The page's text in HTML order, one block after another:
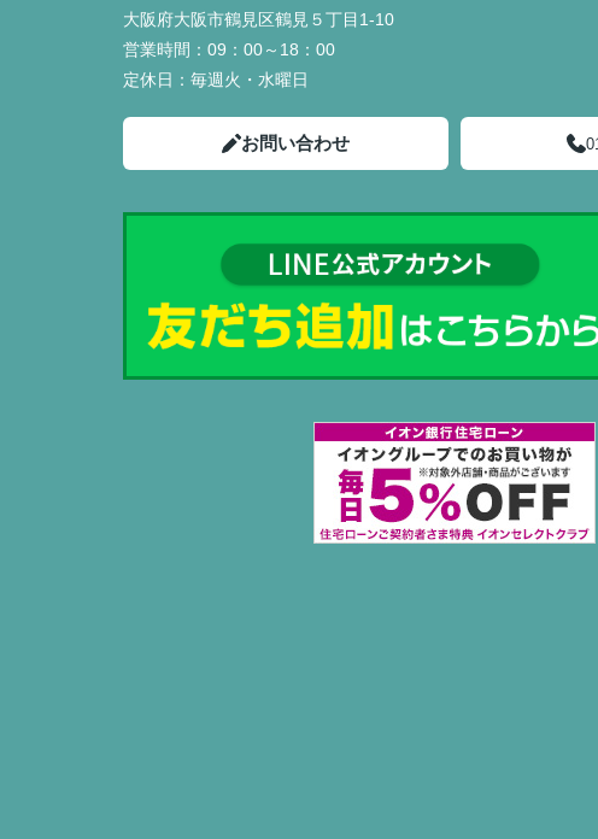
大阪府大阪市鶴見区鶴見５丁目1-10
営業時間： 09：00～18：00
定休日： 毎週火・水曜日
お問い合わせ